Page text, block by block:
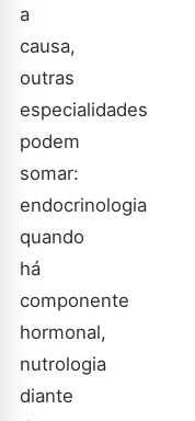
a
causa,
outras
especialidades
podem
somar:
endocrinologia
quando
há
componente
hormonal,
nutrologia
diante